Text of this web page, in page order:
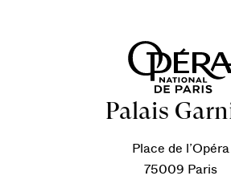
Palais
Place de l’Opéra
75009 Paris